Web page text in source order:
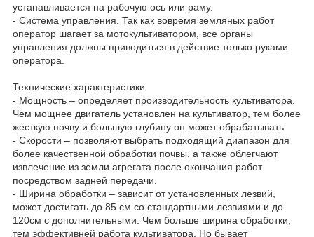
устанавливается на рабочую ось или раму.
- Система управления. Так как вовремя земляных работ
оператор шагает за мотокультиватором, все органы
управления должны приводиться в действие только руками
оператора.
Технические характеристики
- Мощность – определяет производительность культиватора.
Чем мощнее двигатель установлен на культиватор, тем более
жесткую почву и большую глубину он может обрабатывать.
- Скорости – позволяют выбрать подходящий диапазон для
более качественной обработки почвы, а также облегчают
извлечение из земли агрегата после окончания работ
посредством задней передачи.
- Ширина обработки – зависит от установленных лезвий,
может достигать до 85 см со стандартными лезвиями и до
120см с дополнительными. Чем больше ширина обработки,
тем эффективней работа культиватора. Но бывает